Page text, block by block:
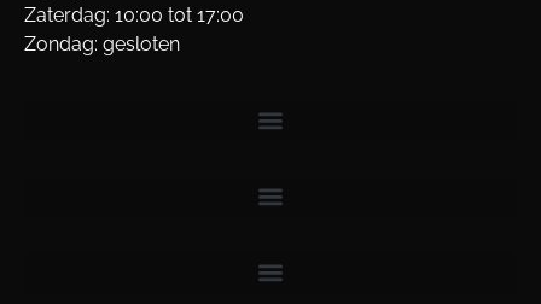
Zaterdag: 10:00 tot 17:00
Zondag: gesloten